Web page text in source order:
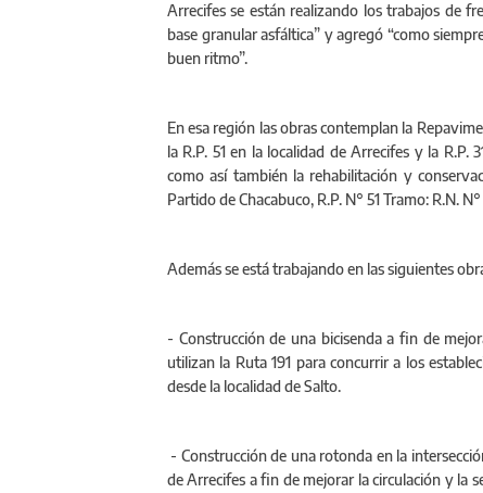
Arrecifes se están realizando los trabajos de
base granular asfáltica” y agregó “como
buen ritmo”.
En esa región las obras contemplan la
la R.P. 51 en la localidad de Arrecifes y la
como así también la rehabilitación y
Partido de Chacabuco, R.P. N° 51 Tramo: R.N.
Además se está trabajando en las siguientes
- Construcción de una bicisenda a fin de
utilizan la Ruta 191 para concurrir a los
desde la localidad de Salto.
- Construcción de una rotonda en la
de Arrecifes a fin de mejorar la circulación y la